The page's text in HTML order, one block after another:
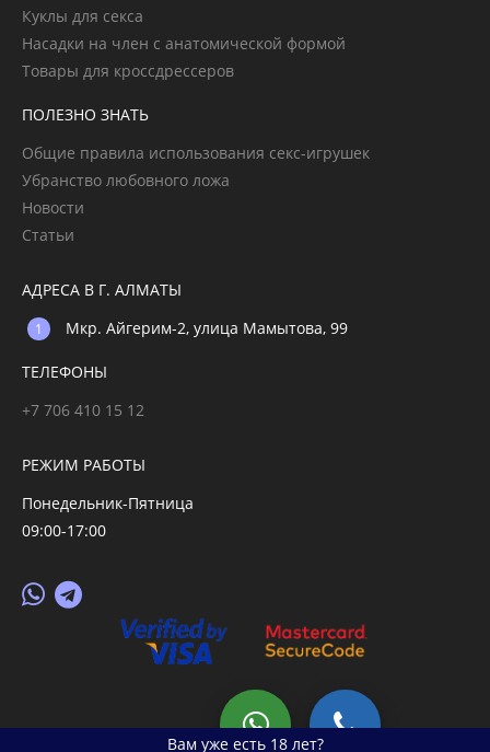
Вам уже есть 18 лет?
Куклы для секса
Насадки на член с анатомической формой
Товары для кроссдрессеров
ПОЛЕЗНО ЗНАТЬ
Общие правила использования секс-игрушек
Убранство любовного ложа
Новости
Статьи
АДРЕСА В Г. АЛМАТЫ
Мкр. Айгерим-2, улица Мамытова, 99
ТЕЛЕФОНЫ
+7 706 410 15 12
РЕЖИМ РАБОТЫ
Понедельник-Пятница
09:00-17:00
© 2026 primegoods.kz